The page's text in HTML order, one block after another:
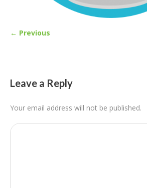
← Previous
Leave a Reply
Your email address will not be published.